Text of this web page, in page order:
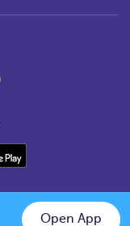
Open App